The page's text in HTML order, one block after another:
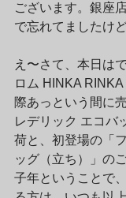
ございます。銀座
で忘れてましたけど
え〜さて、本日は
ロム HINKA
際あっという間に
レデリック エコバ
荷と、初登場の「
ッグ（立ち）」の
子年ということで